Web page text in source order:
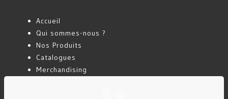
Accueil
Qui sommes-nous ?
Nos Produits
Catalogues
Merchandising